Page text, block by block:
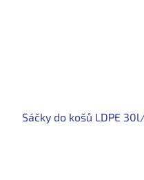
Sáčky do košů LDPE